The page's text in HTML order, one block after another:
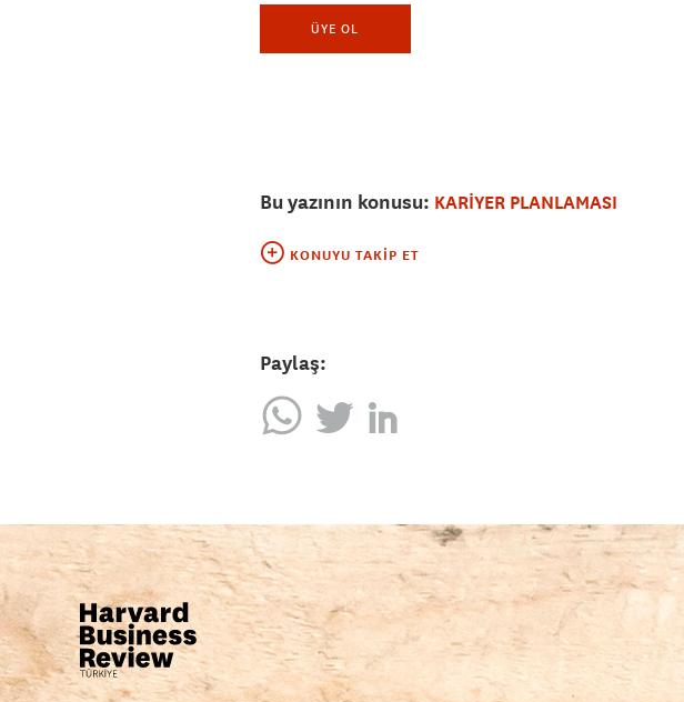
ÜYE OL
Bu yazının konusu: KARİYER PLANLAMASI
KONUYU TAKIP ET
Paylaş: